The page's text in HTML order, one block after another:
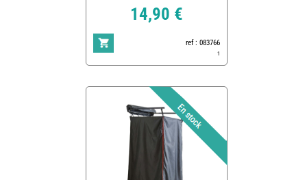
14,90 €
ref : 083766
1